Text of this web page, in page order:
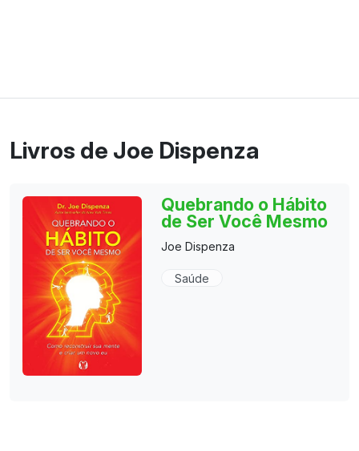
Livros de Joe Dispenza
Quebrando o Hábito
de Ser Você Mesmo
Joe Dispenza
Saúde